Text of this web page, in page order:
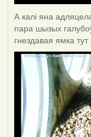
А калі яна
пара шызых
гнездавая ямка тут